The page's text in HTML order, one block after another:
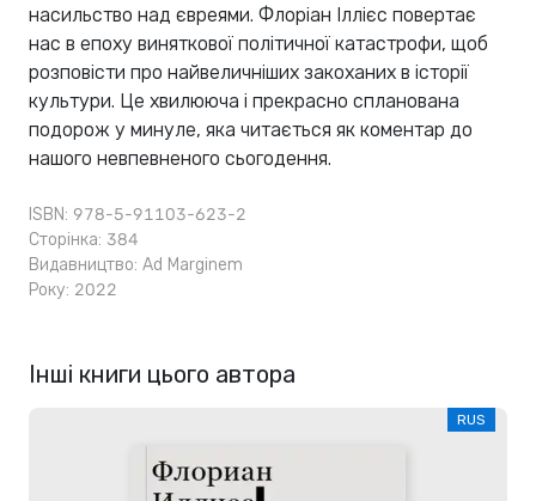
насильство над євреями. Флоріан Іллієс повертає
нас в епоху виняткової політичної катастрофи, щоб
розповісти про найвеличніших закоханих в історії
культури. Це хвилююча і прекрасно спланована
подорож у минуле, яка читається як коментар до
нашого невпевненого сьогодення.
ISBN: 978-5-91103-623-2
Сторінка: 384
Видавництво: Ad Marginem
Року: 2022
Інші книги цього автора
RUS